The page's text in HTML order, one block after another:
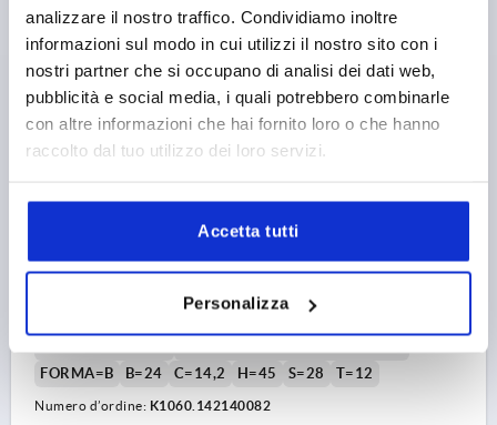
analizzare il nostro traffico. Condividiamo inoltre
informazioni sul modo in cui utilizzi il nostro sito con i
nostri partner che si occupano di analisi dei dati web,
pubblicità e social media, i quali potrebbero combinarle
con altre informazioni che hai fornito loro o che hanno
raccolto dal tuo utilizzo dei loro servizi.
Accetta tutti
Personalizza
K1060
MANIGLIA A STAFFA RILEVABILE AL METAL DETECTO,
FORMA:B CON FILETTATURA INTERNA, A=140, L=170,
D=M08, POLIAMMIDE GRIGIO NERASTRO RAL7021,
COMP:ACCIAIO INOX 1.4404
FORMA=B
B=24 C=14,2 H=45 S=28 T=12
Numero d’ordine: K1060.142140082